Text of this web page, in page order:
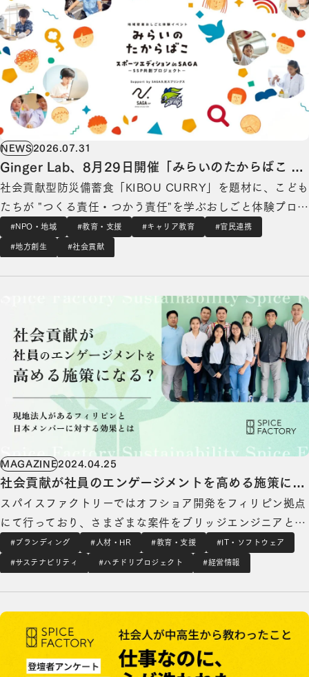
NEWS2026.07.31
Ginger Lab、8月29日開催「みらいのたからばこ ス
ポーツエディション in SAGA」に参画
社会貢献型防災備蓄食「KIBOU CURRY」を題材に、こども
たちが "つくる責任・つかう責任"を学ぶおしごと体験プログ
ラムを提供 みらいのたからばこ スポーツエディションin
SAGA Ginger Lab株式会社（本社：東京都港区、代表取締
#NPO・地域 #教育・支援 #キャリア教育 #官民連携
#地方創生 #社会貢献
MAGAZINE2024.04.25
社会貢献が社員のエンゲージメントを高める施策にな
る？現地法人があるフィリピンと日本メンバーに対す
る効果とは
スパイスファクトリーではオフショア開発をフィリピン拠点
にて行っており、さまざまな案件をブリッジエンジニアと現
地エンジニアが密に連携をしてプロジェクトを進めていま
す！ ▼案件事例▼ https://spice-
#ブランディング #人材・HR #教育・支援 #IT・ソフトウェア
#サステナビリティ #ハチドリプロジェクト #経営情報